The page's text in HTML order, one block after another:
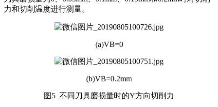
力和切削温度进行测量。
(a)VB=0
(b)VB=0.2mm
图5 不同刀具磨损量时的Y方向切削力